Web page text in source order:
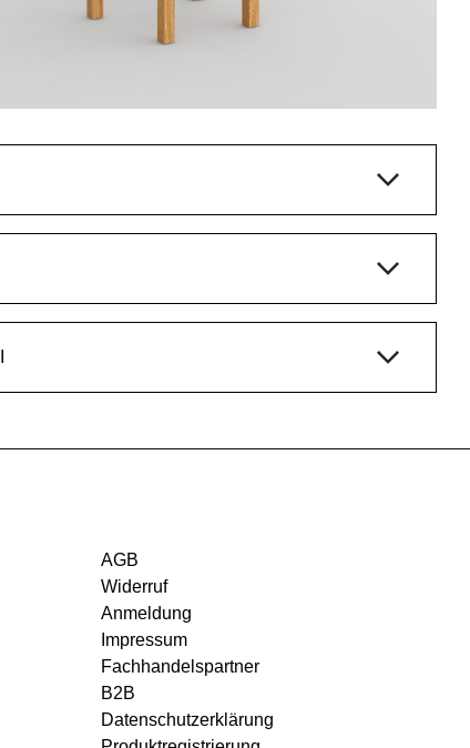
AGB
Widerruf
Anmeldung
Impressum
Fachhandelspartner
B2B
Datenschutzerklärung